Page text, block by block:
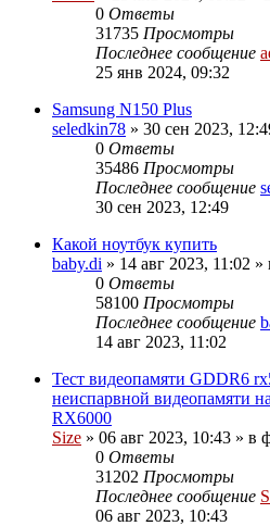
0 Ответы
31735 Просмотры
Последнее сообщение
25 янв 2024, 09:32
Samsung N150 Plus
seledkin78 » 30 сен 2023,
0 Ответы
35486 Просмотры
Последнее сообщение
30 сен 2023, 12:49
Какой ноутбук купить
baby.di » 14 авг 2023, 11:02 »
0 Ответы
58100 Просмотры
Последнее сообщение
14 авг 2023, 11:02
Тест видеопамяти GDDR6
неиспарвной видеопамяти
RX6000
Size » 06 авг 2023, 10:43 » в
0 Ответы
31202 Просмотры
Последнее сообщение
06 авг 2023, 10:43